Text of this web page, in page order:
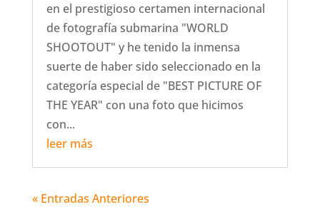
en el prestigioso certamen internacional
de fotografía submarina "WORLD
SHOOTOUT" y he tenido la inmensa
suerte de haber sido seleccionado en la
categoría especial de "BEST PICTURE OF
THE YEAR" con una foto que hicimos
con...
leer más
« Entradas Anteriores